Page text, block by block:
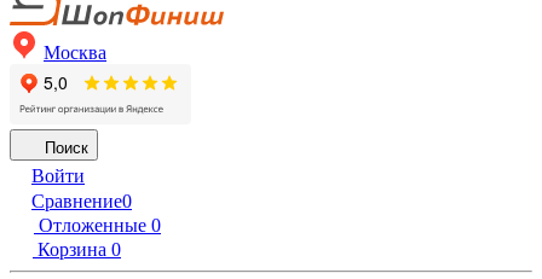
Москва
Поиск
Войти
Сравнение0
Отложенные 0
Корзина 0